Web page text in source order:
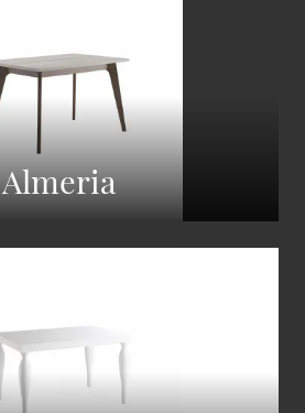
Almeria